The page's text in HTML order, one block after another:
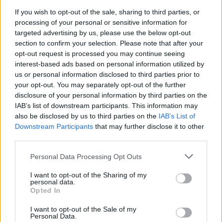
If you wish to opt-out of the sale, sharing to third parties, or
processing of your personal or sensitive information for
targeted advertising by us, please use the below opt-out
section to confirm your selection. Please note that after your
opt-out request is processed you may continue seeing
interest-based ads based on personal information utilized by
us or personal information disclosed to third parties prior to
your opt-out. You may separately opt-out of the further
disclosure of your personal information by third parties on the
IAB’s list of downstream participants. This information may
also be disclosed by us to third parties on the IAB’s List of
Downstream Participants that may further disclose it to other
Please note that this website/app uses one or more Google
not limited to your visit or usage behaviour. You may click to
grant or deny consent to Google and its third-party tags to
use your data for below specified purposes in below Google
consent section.
Personal Data Processing Opt Outs
I want to opt-out of the Sharing of my
personal data.
Opted In
I want to opt-out of the Sale of my
Personal Data.
mellett arról beszélt, hogy az 1956-os
forradalom „antiszemita pogrom volt” a
„zsidó kormány” ellen. A szerkesztőnek
botrányos körülmények között kellett
távoznia a közmédiából.
„2007-től Siklósi az Echo Tv-ben folytatta az
Éjjeli Menedéket. A műsorban Szálasitól vett
idézettől sem riadtak vissza. Közösségi
oldalán, több alkalommal is, a holokausztot
relativizáló, antiszemita, rasszista, kirekesztő
tartalmakat idézett” – idézte fel a TEV
2012-ben Siklósit visszavették az